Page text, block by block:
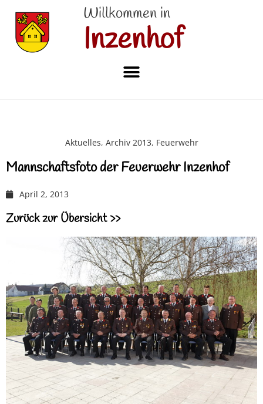
Willkommen in
Inzenhof
Aktuelles, Archiv 2013, Feuerwehr
Mannschaftsfoto der Feuerwehr Inzenhof
April 2, 2013
Zurück zur Übersicht >>